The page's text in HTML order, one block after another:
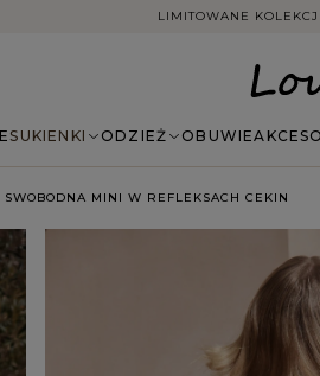
DARMOWA DOSTAWA
SUKIENKI ODZIEŻ OBUWIE
SWOBODNA MINI W REFLEKSACH CEKIN